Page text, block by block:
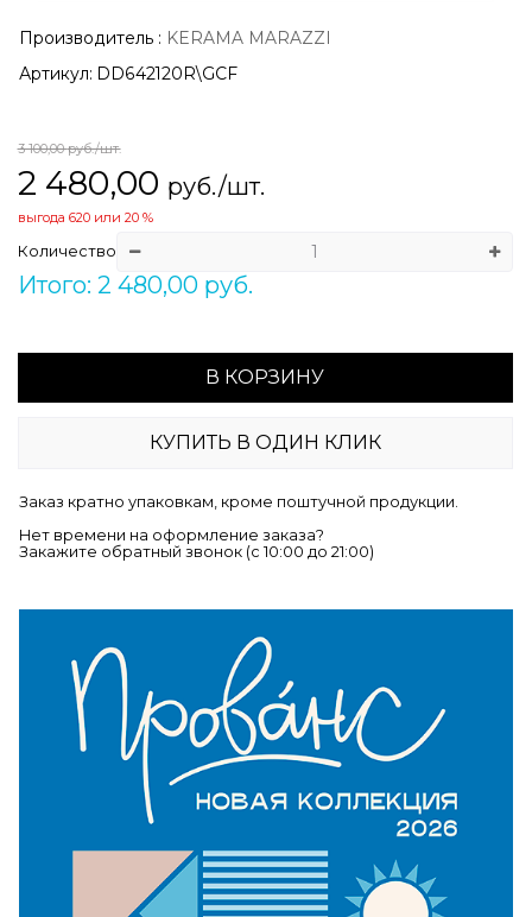
Производитель : KERAMA MARAZZI
Артикул: DD642120R\GCF
3 100,00руб./шт.
2 480,00 руб./шт.
выгода 620или 20 %
Количество
Итого: 2 480,00 руб.
В КОРЗИНУ
КУПИТЬ В ОДИН КЛИК
Заказ кратно упаковкам, кроме поштучной продукции.
Нет времени на оформление заказа?
Закажите обратный звонок (c 10:00 до 21:00)